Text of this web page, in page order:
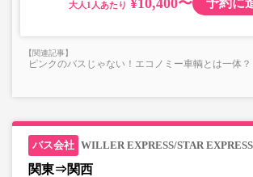
大人 予約に
ピンクのバスじゃない！エコノミー車輌とは一体？
WILLER EXPRESS/STAR EXPRESS
関東⇒関西